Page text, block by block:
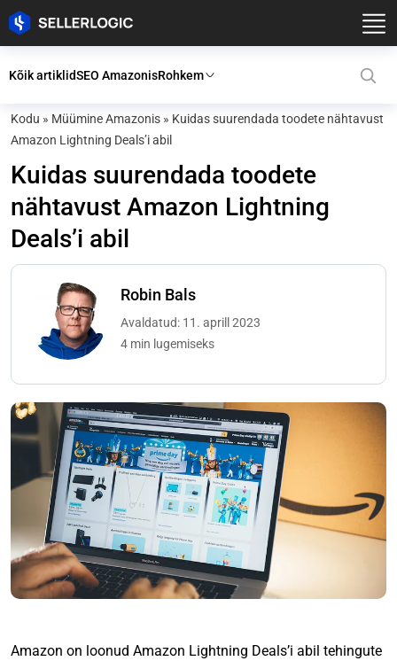
Kõik artiklidSEO AmazonisRohkem
Kodu » Müümine Amazonis » Kuidas suurendada toodete nähtavust
Amazon Lightning Deals’i abil
Kuidas suurendada toodete
nähtavust Amazon Lightning
Deals’i abil
Robin Bals
Avaldatud: 11. aprill 2023
4 min lugemiseks
Amazon on loonud Amazon Lightning Deals’i abil tehingute